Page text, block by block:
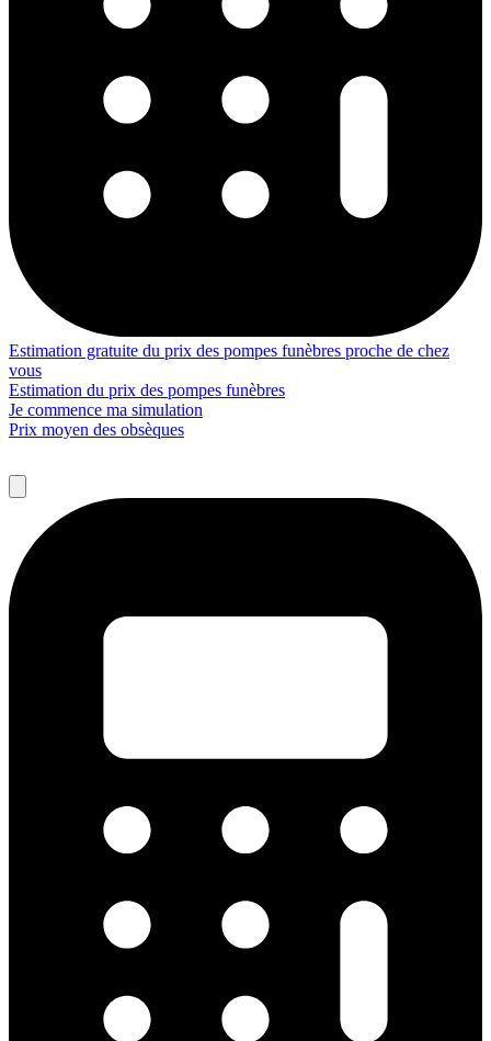
Estimation gratuite du prix des pompes funèbres proche de chez
vous
Estimation du prix des pompes funèbres
Je commence ma simulation
Prix moyen des obsèques